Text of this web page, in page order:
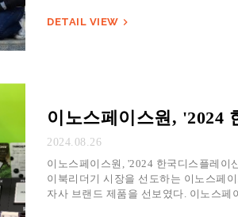
DETAIL VIEW 
이노스페이스원, '2024
2024.08.26
이노스페이스원, '2024 한국디스플레이
이북리더기 시장을 선도하는 이노스페
자사 브랜드 제품을 선보였다. 이노스